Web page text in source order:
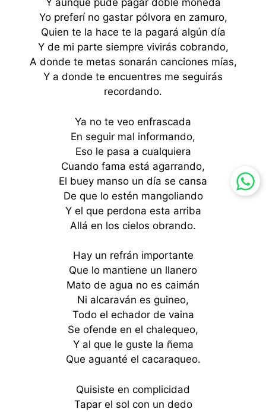
Y aunque pude pagar doble moneda
Yo preferí no gastar pólvora en zamuro,
Quien te la hace te la pagará algún día
Y de mi parte siempre vivirás cobrando,
A donde te metas sonarán canciones mías,
Y a donde te encuentres me seguirás
recordando.
Ya no te veo enfrascada
En seguir mal informando,
Eso le pasa a cualquiera
Cuando fama está agarrando,
El buey manso un día se cansa
De que lo estén mangoliando
Y el que perdona esta arriba
Allá en los cielos obrando.
Hay un refrán importante
Que lo mantiene un llanero
Mato de agua no es caimán
Ni alcaraván es guineo,
Todo el echador de vaina
Se ofende en el chalequeo,
Y al que le guste la ñema
Que aguanté el cacaraqueo.
Quisiste en complicidad
Tapar el sol con un dedo